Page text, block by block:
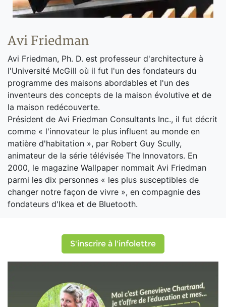
Avi Friedman
Avi Friedman, Ph. D. est professeur d'architecture à
l'Université McGill où il fut l'un des fondateurs du
programme des maisons abordables et l'un des
inventeurs des concepts de la maison évolutive et de
la maison redécouverte.
Président de Avi Friedman Consultants Inc., il fut décrit
comme « l'innovateur le plus influent au monde en
matière d'habitation », par Robert Guy Scully,
animateur de la série télévisée The Innovators. En
2000, le magazine Wallpaper nommait Avi Friedman
parmi les dix personnes « les plus susceptibles de
changer notre façon de vivre », en compagnie des
fondateurs d'Ikea et de Bluetooth.
S'inscrire à l'infolettre